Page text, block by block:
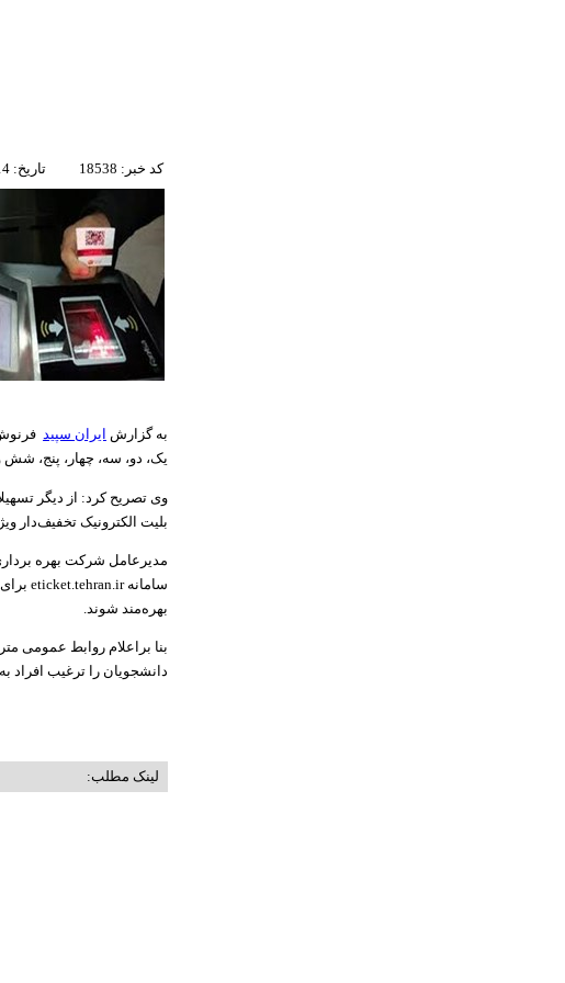
کد خبر: 18538 تاریخ: 1398/6/14 09:50
به گزارش ایران سپید
یک، دو، سه، چهار، پنج، شش
وی تصریح کرد: از دیگر
بلیت الکترونیک تخفیف‌دار
مدیرعامل شرکت بهره
بهره‌مند شوند.
بنا براعلام روابط عمومی
دانشجویان را ترغیب افراد
لینک مطلب: